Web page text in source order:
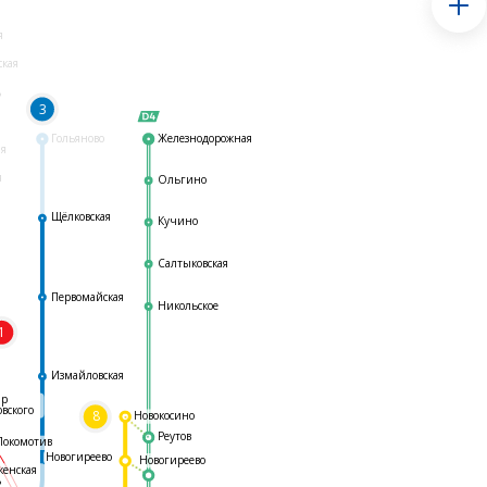
Гольяново
3
8
Железнодорожная
Ольгино
Кучино
Салтыковская
Никольское
Реутов
Измайловская
Первомайская
Щёлковская
Новогиреево
Новогиреево
Новокосино